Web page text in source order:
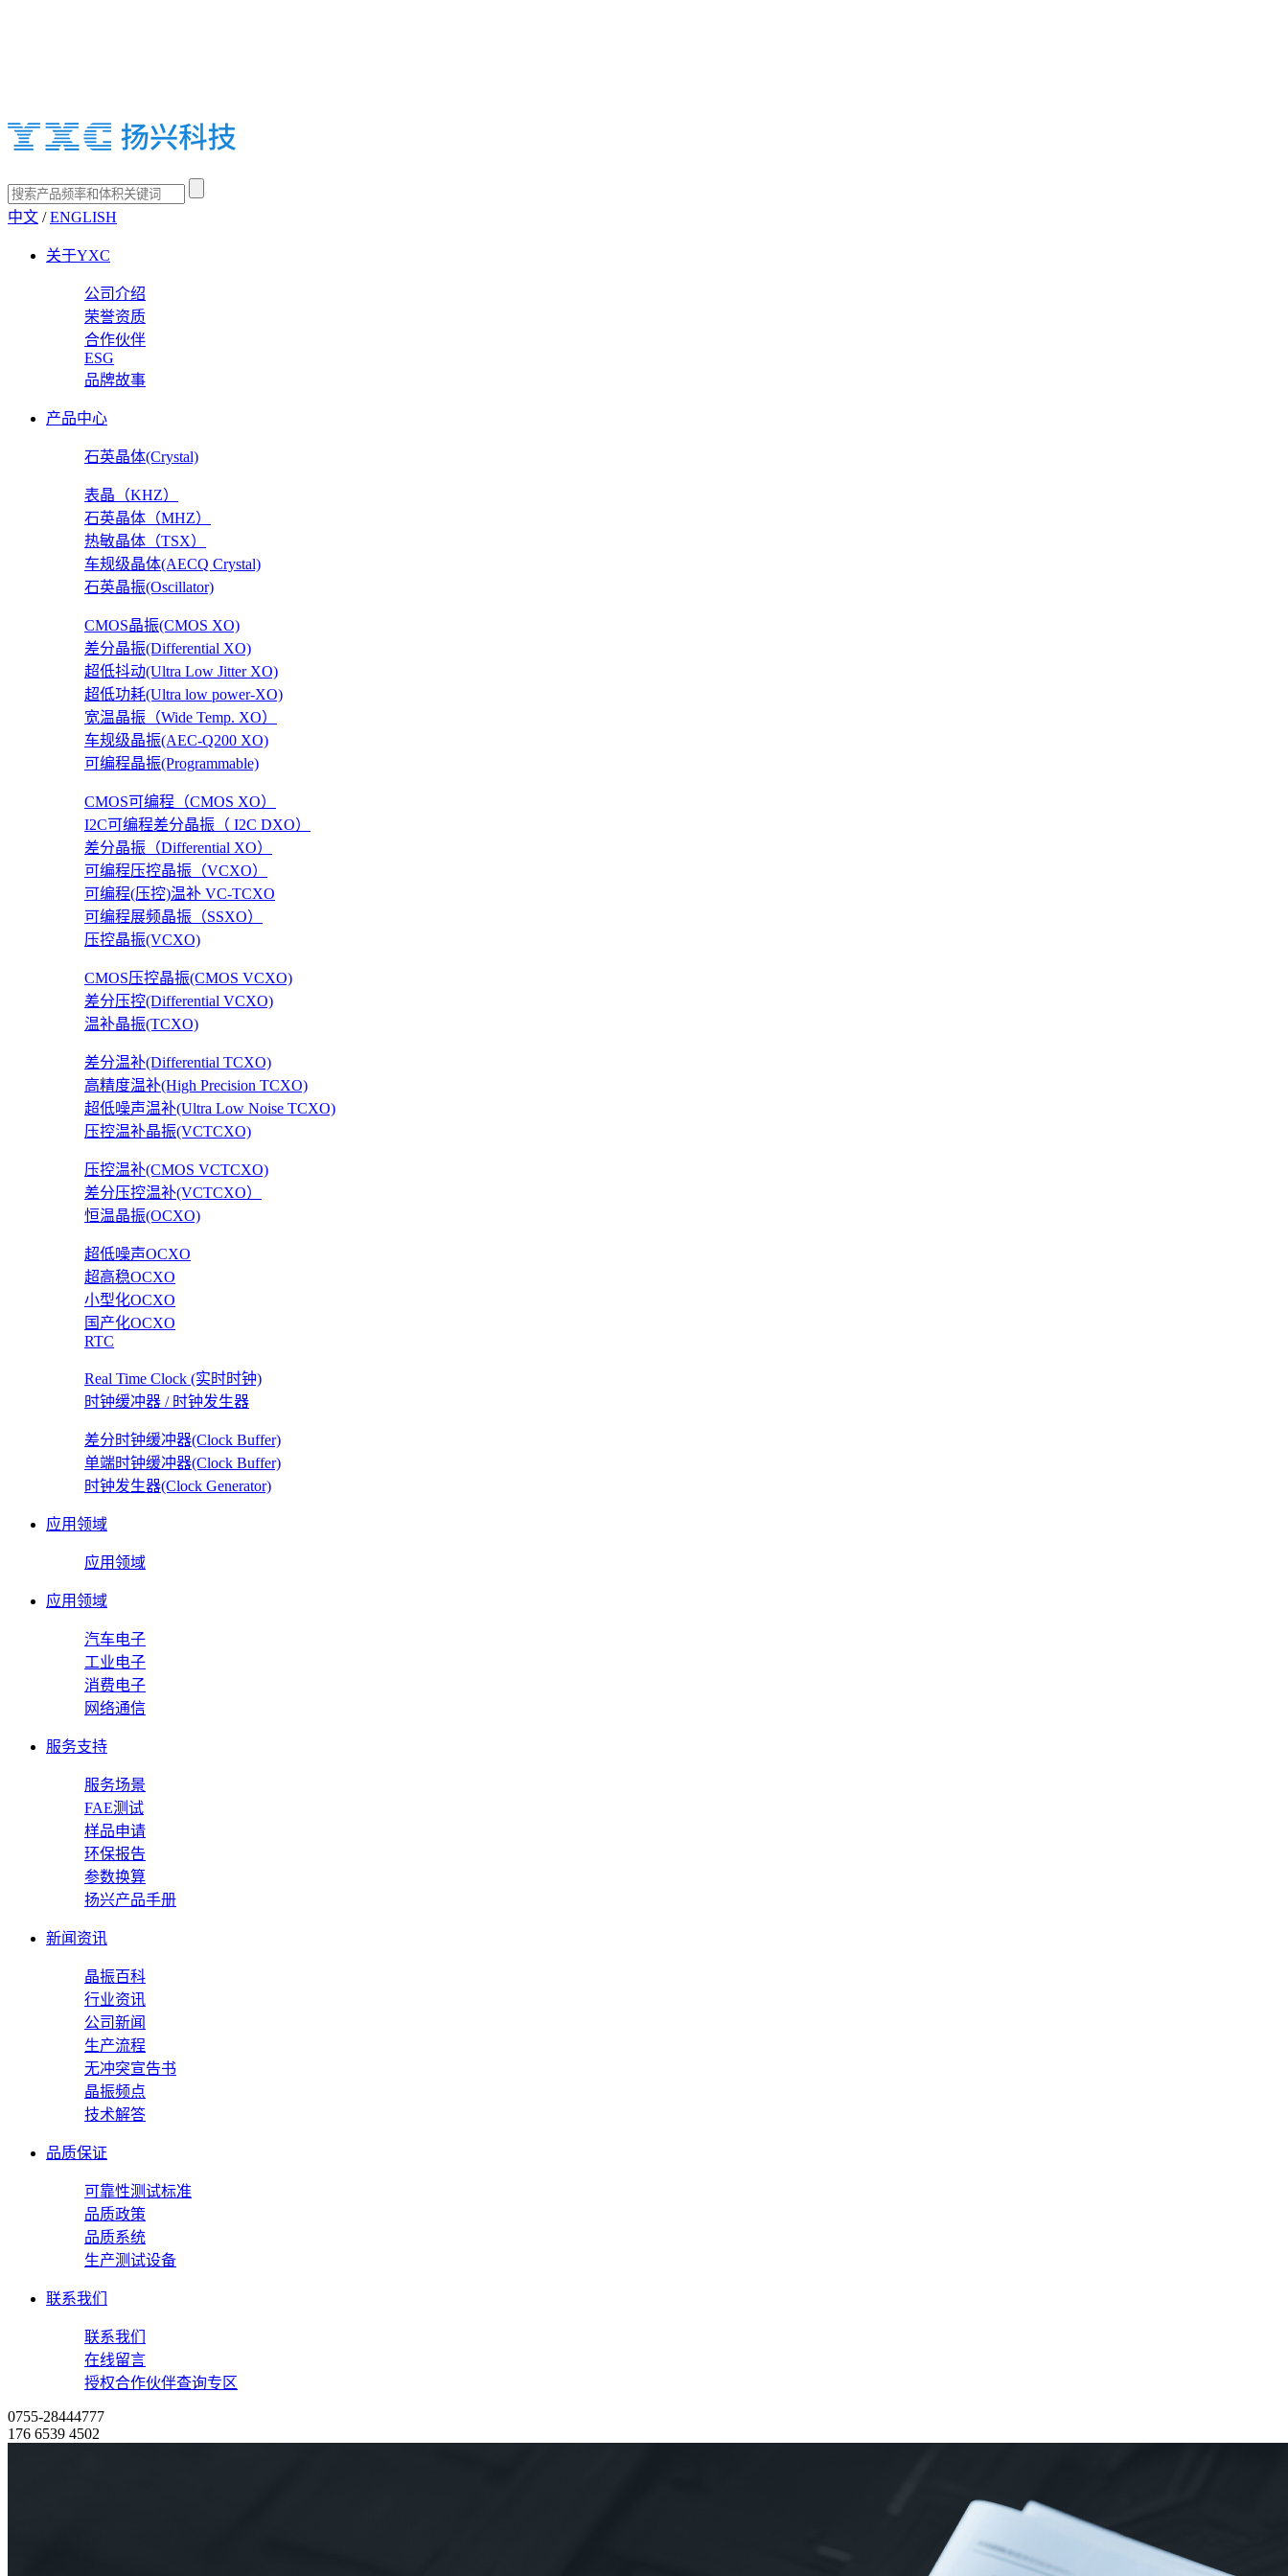
中文 /ENGLISH
关于YXC
公司介绍
荣誉资质
合作伙伴
ESG
品牌故事
产品中心
石英晶体(Crystal)
表晶（KHZ）
石英晶体（MHZ）
热敏晶体（TSX）
车规级晶体(AECQ Crystal)
石英晶振(Oscillator)
CMOS晶振(CMOS XO)
差分晶振(Differential XO)
超低抖动(Ultra Low Jitter XO)
超低功耗(Ultra low power-XO)
宽温晶振（Wide Temp. XO）
车规级晶振(AEC-Q200 XO)
可编程晶振(Programmable)
CMOS可编程（CMOS XO）
I2C可编程差分晶振（ I2C DXO）
差分晶振（Differential XO）
可编程压控晶振（VCXO）
可编程(压控)温补 VC-TCXO
可编程展频晶振（SSXO）
压控晶振(VCXO)
CMOS压控晶振(CMOS VCXO)
差分压控(Differential VCXO)
温补晶振(TCXO)
差分温补(Differential TCXO)
高精度温补(High Precision TCXO)
超低噪声温补(Ultra Low Noise TCXO)
压控温补晶振(VCTCXO)
压控温补(CMOS VCTCXO)
差分压控温补(VCTCXO）
恒温晶振(OCXO)
超低噪声OCXO
超高稳OCXO
小型化OCXO
国产化OCXO
RTC
Real Time Clock (实时时钟)
时钟缓冲器 / 时钟发生器
差分时钟缓冲器(Clock Buffer)
单端时钟缓冲器(Clock Buffer)
时钟发生器(Clock Generator)
应用领域
应用领域
应用领域
汽车电子
工业电子
消费电子
网络通信
服务支持
服务场景
FAE测试
样品申请
环保报告
参数换算
扬兴产品手册
新闻资讯
晶振百科
行业资讯
公司新闻
生产流程
无冲突宣告书
晶振频点
技术解答
品质保证
可靠性测试标准
品质政策
品质系统
生产测试设备
联系我们
联系我们
在线留言
授权合作伙伴查询专区
0755-28444777
176 6539 4502